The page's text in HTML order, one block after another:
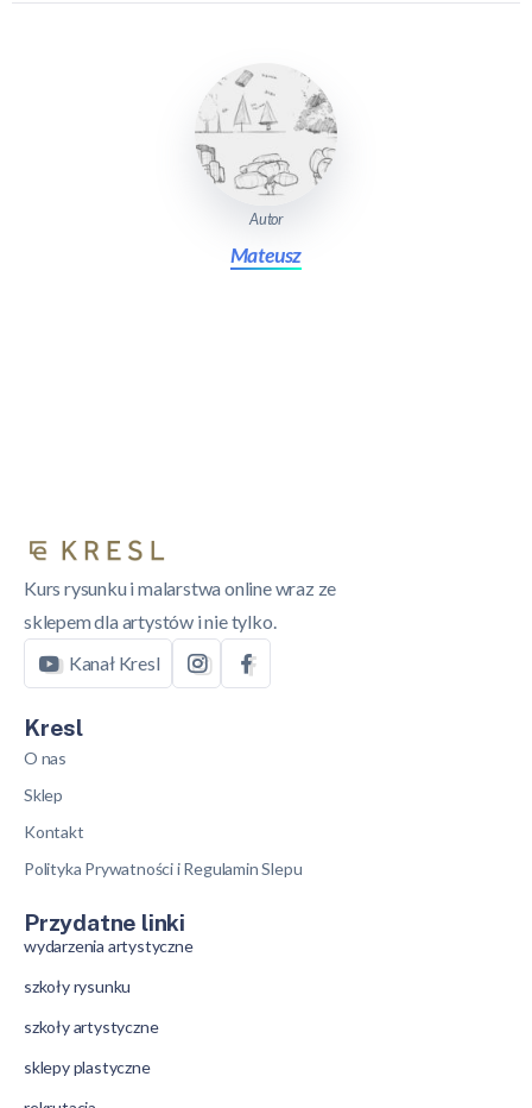
Autor
Mateusz
Kurs rysunku i malarstwa online wraz ze
sklepem dla artystów i nie tylko.
Kanał Kresl
Kresl
O nas
Sklep
Kontakt
Polityka Prywatności i Regulamin Slepu
Przydatne linki
wydarzenia artystyczne
szkoły rysunku
szkoły artystyczne
sklepy plastyczne